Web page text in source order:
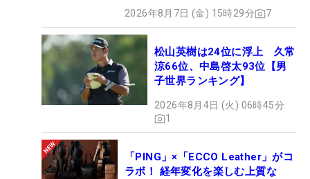
2026年8月7日 (金) 15時29分 7
松山英樹は24位に浮上 久常
涼66位、中島啓太93位【男
子世界ランキング】
2026年8月4日 (火) 06時45分
1
「PING」×「ECCO Leather」がコ
ラボ！ 経年変化を楽しむ上質な